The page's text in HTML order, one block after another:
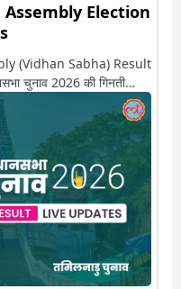
Election
(Vidhan Sabha) Result
चुनाव 2026 की गिनती
सीट पर कौन आगे-
ही पाइए इस सीट पर हो
में